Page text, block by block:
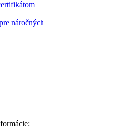
náročných